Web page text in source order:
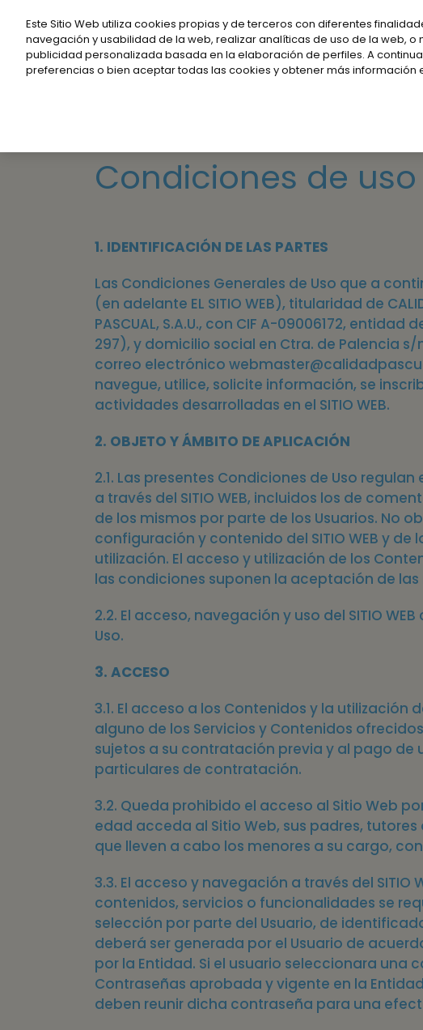
este
sitio
sistema
discapacidad
accesibilidad.
Condiciones de uso
1. IDENTIFICACIÓN DE LAS PARTES
Las Condiciones Generales de Uso que a
(en adelante EL SITIO WEB), titularidad de
PASCUAL, S.A.U., con CIF A-09006172,
297), y domicilio social en Ctra. de Palencia
correo electrónico
navegue, utilice, solicite información, se
actividades desarrolladas en el SITIO WEB.
2. OBJETO Y ÁMBITO DE APLICACIÓN
2.1. Las presentes Condiciones de Uso
a través del SITIO WEB, incluidos los de
de los mismos por parte de los Usuarios. No
configuración y contenido del SITIO WEB y
utilización. El acceso y utilización de los
las condiciones suponen la aceptación de las
2.2. El acceso, navegación y uso del SITIO
Uso.
3. ACCESO
3.1. El acceso a los Contenidos y la utilización
alguno de los Servicios y Contenidos
sujetos a su contratación previa y al pago de
particulares de contratación.
3.2. Queda prohibido el acceso al Sitio Web
edad acceda al Sitio Web, sus padres,
que lleven a cabo los menores a su cargo,
3.3. El acceso y navegación a través del
contenidos, servicios o funcionalidades se
selección por parte del Usuario, de
deberá ser generada por el Usuario de
por la Entidad. Si el usuario seleccionara
Contraseñas aprobada y vigente en la
deben reunir dicha contraseña para una
Este Sitio Web utiliza cookies propias y de terceros con diferentes
navegación y usabilidad de la web, realizar analíticas de uso de la web, o
publicidad personalizada basada en la elaboración de perfiles. A
preferencias o bien aceptar todas las cookies y obtener más información